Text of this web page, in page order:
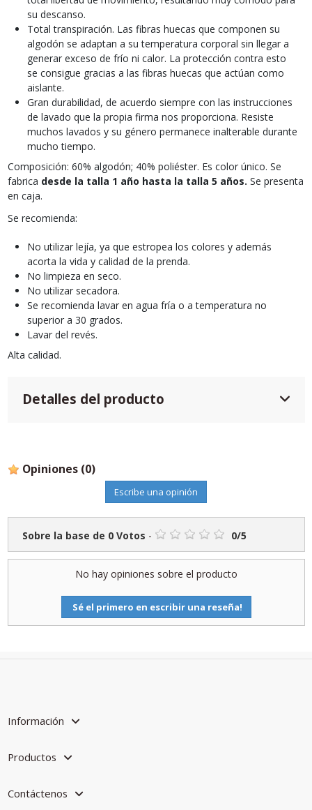
su descanso.
Total transpiración. Las fibras huecas que componen su
algodón se adaptan a su temperatura corporal sin llegar a
generar exceso de frío ni calor. La protección contra esto
se consigue gracias a las fibras huecas que actúan como
aislante.
Gran durabilidad, de acuerdo siempre con las instrucciones
de lavado que la propia firma nos proporciona. Resiste
muchos lavados y su género permanece inalterable durante
mucho tiempo.
Composición: 60% algodón; 40% poliéster. Es color único. Se
fabrica desde la talla 1 año hasta la talla 5 años. Se presenta
en caja.
Se recomienda:
No utilizar lejía, ya que estropea los colores y además
acorta la vida y calidad de la prenda.
No limpieza en seco.
No utilizar secadora.
Se recomienda lavar en agua fría o a temperatura no
superior a 30 grados.
Lavar del revés.
Alta calidad.
Detalles del producto
Opiniones (0)
Escribe una opinión
Sobre la base de 0Votos - 0/5
No hay opiniones sobre el producto
Sé el primero en escribir una reseña!
Información
Productos
Contáctenos